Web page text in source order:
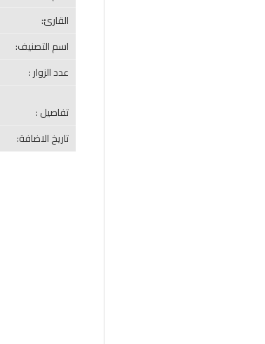
القارئ:
اسم التصنيف:
عدد الزوار :
تفاصيل :
تاريخ الاضافة: